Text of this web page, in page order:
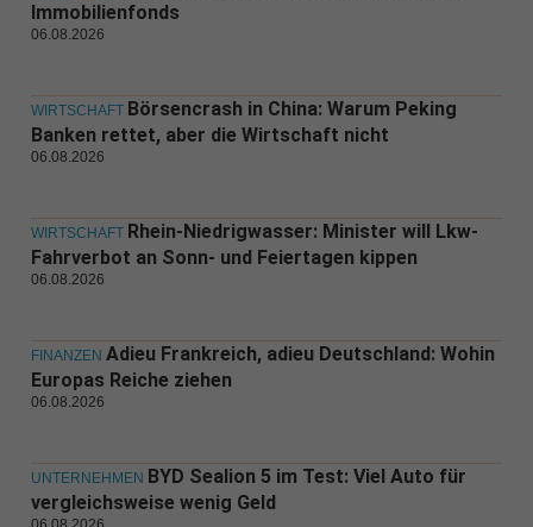
Immobilienfonds
06.08.2026
WIRTSCHAFT Börsencrash in China: Warum Peking
Banken rettet, aber die Wirtschaft nicht
06.08.2026
WIRTSCHAFT Rhein-Niedrigwasser: Minister will Lkw-
Fahrverbot an Sonn- und Feiertagen kippen
06.08.2026
FINANZEN Adieu Frankreich, adieu Deutschland: Wohin
Europas Reiche ziehen
06.08.2026
UNTERNEHMEN BYD Sealion 5 im Test: Viel Auto für
vergleichsweise wenig Geld